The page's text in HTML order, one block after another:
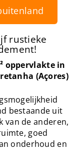
rustieke
oppervlakte in
(Açores)
bestaande uit
van de anderen,
goed
onderhoud en